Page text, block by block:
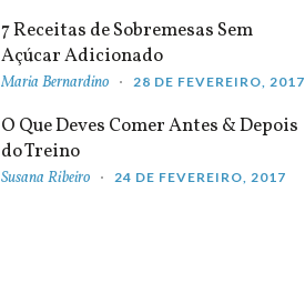
7 Receitas de Sobremesas Sem
Açúcar Adicionado
Maria Bernardino 28 DE FEVEREIRO, 2017
O Que Deves Comer Antes & Depois
do Treino
Susana Ribeiro 24 DE FEVEREIRO, 2017